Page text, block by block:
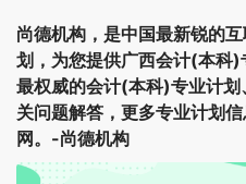
尚德机构，是中国最新锐的
划，为您提供广西会计(本
最权威的会计(本科)专业计
关问题解答，更多专业计划
网。-尚德机构